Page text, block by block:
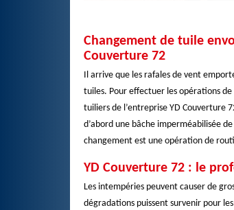
Changement de tuile
Couverture 72
Il arrive que les rafales de vent
tuiles. Pour effectuer les opérations
tuiliers de l’entreprise YD Couverture
d’abord une bâche imperméabilisée
changement est une opération de
YD Couverture 72 : le
Les intempéries peuvent causer de
dégradations puissent survenir pour